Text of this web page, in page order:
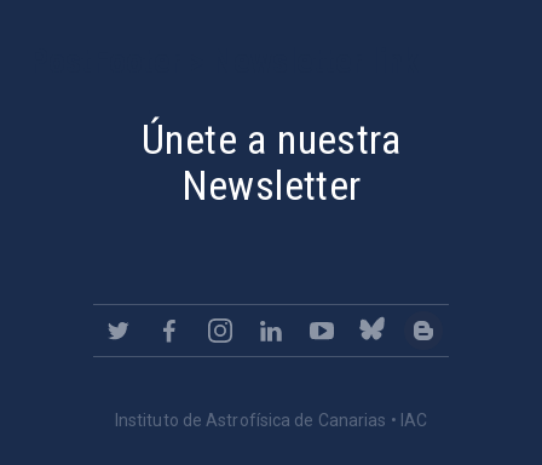
Únete a nuestra
Newsletter
Instituto de Astrofísica de Canarias • IAC